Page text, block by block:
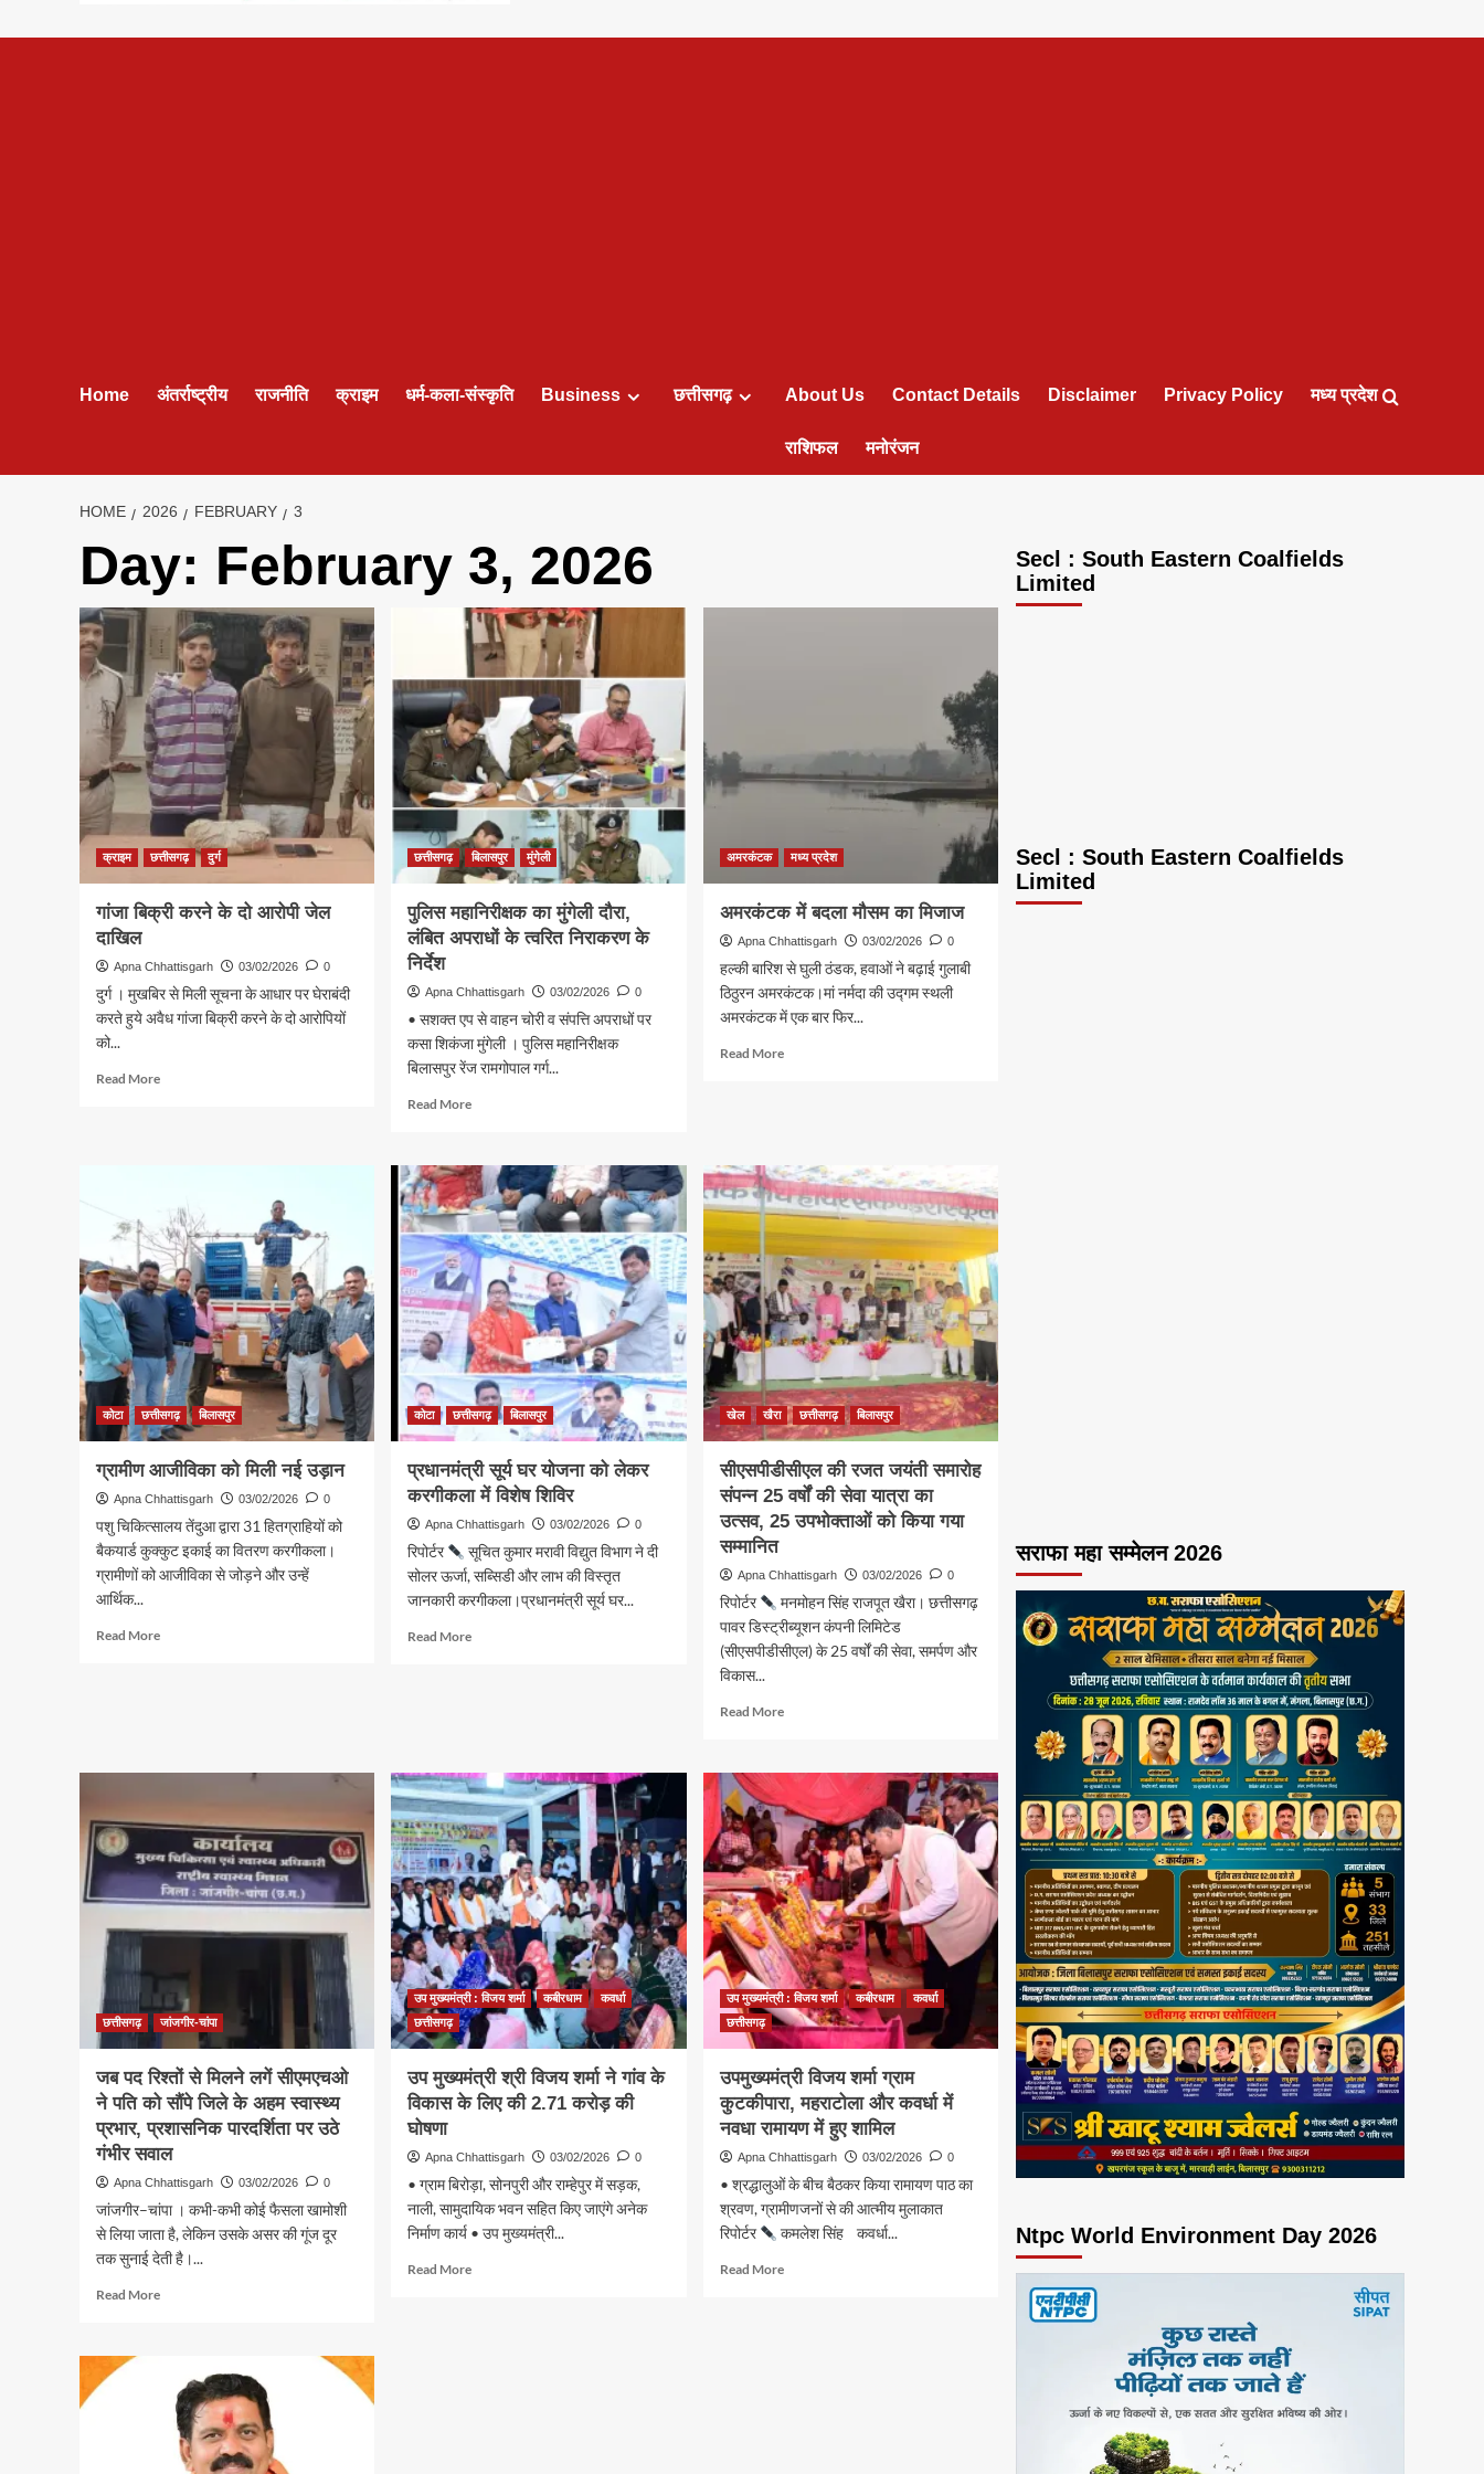
Home अंतर्राष्ट्रीय राजनीति क्राइम धर्म-कला-संस्कृति Business छत्तीसगढ़ About Us Contact Details Disclaimer Privacy Policy मध्य प्रदेश
राशिफल मनोरंजन
HOME 2026 FEBRUARY 3
Day: February 3, 2026
क्राइम छत्तीसगढ़ दुर्ग
गांजा बिक्री करने के दो आरोपी जेल
दाखिल
Apna Chhattisgarh 03/02/2026 0
दुर्ग । मुखबिर से मिली सूचना के आधार पर घेराबंदी
करते हुये अवैध गांजा बिक्री करने के दो आरोपियों
को...
Read MoreRead
आरोपी
जेल
दाखिल
छत्तीसगढ़ बिलासपुर मुंगेली
पुलिस महानिरीक्षक का मुंगेली दौरा,
लंबित अपराधों के त्वरित निराकरण के
निर्देश
Apna Chhattisgarh 03/02/2026 0
• सशक्त एप से वाहन चोरी व संपत्ति अपराधों पर
कसा शिकंजा मुंगेली । पुलिस महानिरीक्षक
बिलासपुर रेंज रामगोपाल गर्ग...
Read MoreRead
पुलिस
महानिरीक्षक
का
दौरा,
लंबित
अपराधों
के
त्वरित
निराकरण
के
निर्देश
अमरकंटक मध्य प्रदेश
अमरकंटक में बदला मौसम का मिजाज
Apna Chhattisgarh 03/02/2026 0
हल्की बारिश से घुली ठंडक, हवाओं ने बढ़ाई गुलाबी
ठिठुरन अमरकंटक।मां नर्मदा की उद्गम स्थली
अमरकंटक में एक बार फिर...
Read MoreRead
मौसम
का
मिजाज
कोटा छत्तीसगढ़ बिलासपुर
ग्रामीण आजीविका को मिली नई उड़ान
Apna Chhattisgarh 03/02/2026 0
पशु चिकित्सालय तेंदुआ द्वारा 31 हितग्राहियों को
बैकयार्ड कुक्कुट इकाई का वितरण करगीकला।
ग्रामीणों को आजीविका से जोड़ने और उन्हें
आर्थिक...
Read MoreRead
कोटा छत्तीसगढ़ बिलासपुर
प्रधानमंत्री सूर्य घर योजना को लेकर
करगीकला में विशेष शिविर
Apna Chhattisgarh 03/02/2026 0
रिपोर्टर
सूचित कुमार मरावी विद्युत विभाग ने दी
सोलर ऊर्जा, सब्सिडी और लाभ की विस्तृत
जानकारी करगीकला।प्रधानमंत्री सूर्य घर...
Read MoreRead
को
लेकर
करगीकला
में
विशेष
शिविर
खेल खैरा छत्तीसगढ़ बिलासपुर
सीएसपीडीसीएल की रजत जयंती समारोह
संपन्न 25 वर्षों की सेवा यात्रा का
उत्सव, 25 उपभोक्ताओं को किया गया
सम्मानित
Apna Chhattisgarh 03/02/2026 0
रिपोर्टर
मनमोहन सिंह राजपूत खैरा। छत्तीसगढ़
पावर डिस्ट्रीब्यूशन कंपनी लिमिटेड
(सीएसपीडीसीएल) के 25 वर्षों की सेवा, समर्पण और
विकास...
Read MoreRead
सीएसपीडीसीएल
रजत
जयंती
समारोह
संपन्न
25
वर्षों
की
सेवा
यात्रा
का
उत्सव,
25
उपभोक्ताओं
को
किया
गया
सम्मानित
छत्तीसगढ़ जांजगीर-चांपा
जब पद रिश्तों से मिलने लगें सीएमएचओ
ने पति को सौंपे जिले के अहम स्वास्थ्य
प्रभार, प्रशासनिक पारदर्शिता पर उठे
गंभीर सवाल
Apna Chhattisgarh 03/02/2026 0
जांजगीर–चांपा । कभी-कभी कोई फैसला खामोशी
से लिया जाता है, लेकिन उसके असर की गूंज दूर
तक सुनाई देती है।...
Read MoreRead
रिश्तों
मिलने
उप मुख्यमंत्री : विजय शर्मा कबीरधाम
कवर्धा
छत्तीसगढ़
उप मुख्यमंत्री श्री विजय शर्मा ने गांव के
विकास के लिए की 2.71 करोड़ की
घोषणा
Apna Chhattisgarh 03/02/2026 0
• ग्राम बिरोड़ा, सोनपुरी और राम्हेपुर में सड़क,
नाली, सामुदायिक भवन सहित किए जाएंगे अनेक
निर्माण कार्य • उप मुख्यमंत्री...
Read MoreRead
उप मुख्यमंत्री : विजय शर्मा कबीरधाम
कवर्धा
छत्तीसगढ़
उपमुख्यमंत्री विजय शर्मा ग्राम
कुटकीपारा, महराटोला और कवर्धा में
नवधा रामायण में हुए शामिल
Apna Chhattisgarh 03/02/2026 0
• श्रद्धालुओं के बीच बैठकर किया रामायण पाठ का
श्रवण, ग्रामीणजनों से की आत्मीय मुलाकात
रिपोर्टर
कमलेश सिंह कवर्धा...
Read MoreRead
Secl : South Eastern Coalfields
Limited
Secl : South Eastern Coalfields
Limited
सराफा महा सम्मेलन 2026
Ntpc World Environment Day 2026